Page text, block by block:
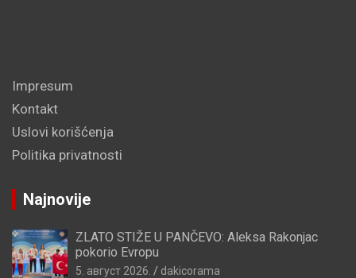
Impresum
Kontakt
Uslovi korišćenja
Politika privatnosti
Najnovije
ZLATO STIŽE U PANČEVO: Aleksa Rakonjac
pokorio Evropu
5. август 2026. dakicorama